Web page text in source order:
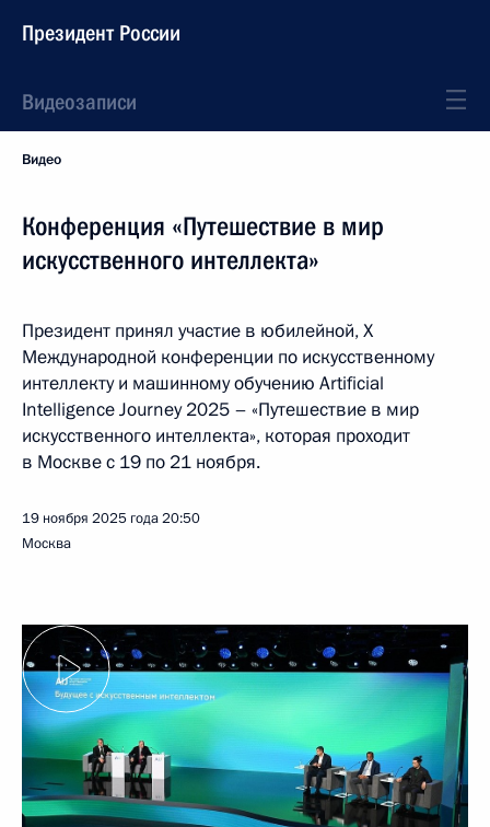
Президент России
Видеозаписи
Видео
Конференция «Путешествие в мир
искусственного интеллекта»
Президент принял участие в юбилейной, X
Международной конференции по искусственному
интеллекту и машинному обучению Artificial
Intelligence Journey 2025 – «Путешествие в мир
искусственного интеллекта», которая проходит
в Москве с 19 по 21 ноября.
19 ноября 2025 года20:50
Москва